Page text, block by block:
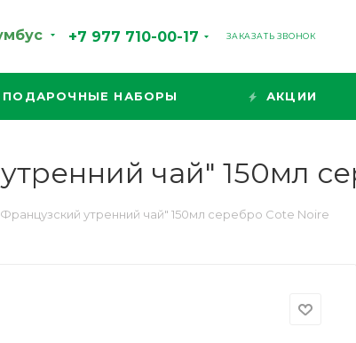
+7 977 710-00-17 ЗАКАЗАТЬ ЗВОНОК
ПОДАРОЧНЫЕ НАБОРЫ АКЦИИ
чай" 150мл
утренний чай" 150мл серебро Cote Noire